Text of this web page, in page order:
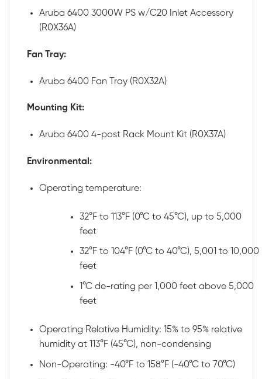
Aruba 6400 3000W PS w/C20 Inlet Accessory
(R0X36A)
Fan Tray:
Aruba 6400 Fan Tray (R0X32A)
Mounting Kit:
Aruba 6400 4-post Rack Mount Kit (R0X37A)
Environmental:
Operating temperature:
32°F to 113°F (0°C to 45°C), up to 5,000
feet
32°F to 104°F (0°C to 40°C), 5,001 to 10,000
feet
1°C de-rating per 1,000 feet above 5,000
feet
Operating Relative Humidity: 15% to 95% relative
humidity at 113°F (45°C), non-condensing
Non-Operating: -40°F to 158°F (-40°C to 70°C)